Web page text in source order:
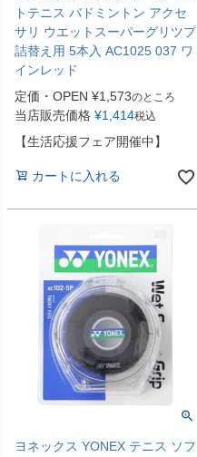
トテニス バドミントン アクセ
サリ ウエットスーパーグリツプ
詰替え用 5本入 AC1025 037 ワ
インレッド
定価・OPEN ¥1,573のところ
当店販売価格 ¥1,414税込
【生活応援フェア開催中】
カートに入れる
ヨネックス YONEX テニス ソフ